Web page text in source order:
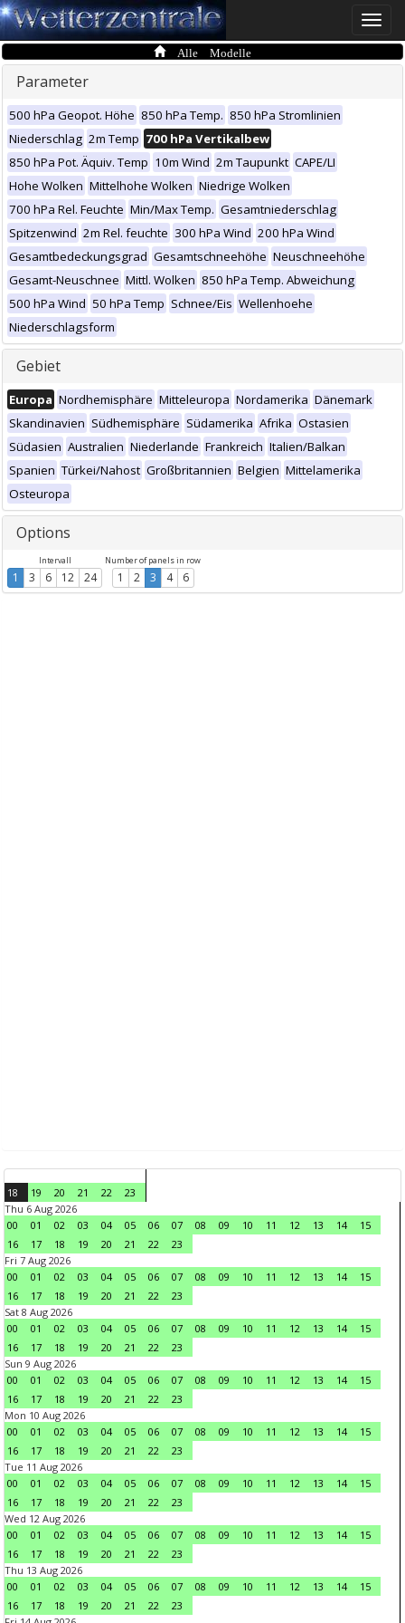
Toggle
Alle Modelle
Parameter
500 hPa Geopot. Höhe 850 hPa Temp. 850 hPa Stromlinien
Niederschlag 2m Temp 700 hPa Vertikalbew
850 hPa Pot. Äquiv. Temp 10m Wind 2m Taupunkt CAPE/LI
Hohe Wolken Mittelhohe Wolken Niedrige Wolken
700 hPa Rel. Feuchte Min/Max Temp. Gesamtniederschlag
Spitzenwind 2m Rel. feuchte 300 hPa Wind 200 hPa Wind
Gesamtbedeckungsgrad Gesamtschneehöhe Neuschneehöhe
Gesamt-Neuschnee Mittl. Wolken 850 hPa Temp. Abweichung
500 hPa Wind 50 hPa Temp Schnee/Eis Wellenhoehe
Niederschlagsform
Gebiet
Europa Nordhemisphäre Mitteleuropa Nordamerika Dänemark
Skandinavien Südhemisphäre Südamerika Afrika Ostasien
Südasien Australien Niederlande Frankreich Italien/Balkan
Spanien Türkei/Nahost Großbritannien Belgien Mittelamerika
Osteuropa
Options
Intervall
1 3 6 12 24
Number of panels in row
1 2 3 4 6
18 19 20 21 22
23
Thu 6 Aug 2026
00
01 02 03 04 05 06 07 08 09 10 11 12 13 14
15
16
17 18 19 20 21 22
23
Fri 7 Aug 2026
00
01 02 03 04 05 06 07 08 09 10 11 12 13 14
15
16
17 18 19 20 21 22
23
Sat 8 Aug 2026
00
01 02 03 04 05 06 07 08 09 10 11 12 13 14
15
16
17 18 19 20 21 22
23
Sun 9 Aug 2026
00
01 02 03 04 05 06 07 08 09 10 11 12 13 14
15
16
17 18 19 20 21 22
23
Mon 10 Aug 2026
00
01 02 03 04 05 06 07 08 09 10 11 12 13 14
15
16
17 18 19 20 21 22
23
Tue 11 Aug 2026
00
01 02 03 04 05 06 07 08 09 10 11 12 13 14
15
16
17 18 19 20 21 22
23
Wed 12 Aug 2026
00
01 02 03 04 05 06 07 08 09 10 11 12 13 14
15
16
17 18 19 20 21 22
23
Thu 13 Aug 2026
00
01 02 03 04 05 06 07 08 09 10 11 12 13 14
15
16
17 18 19 20 21 22
23